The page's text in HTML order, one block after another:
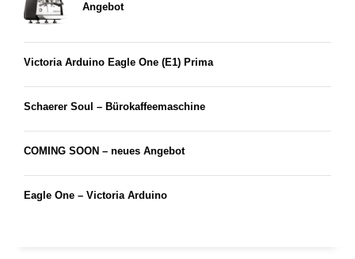
Angebot
Victoria Arduino Eagle One (E1) Prima
Schaerer Soul – Bürokaffeemaschine
COMING SOON – neues Angebot
Eagle One – Victoria Arduino